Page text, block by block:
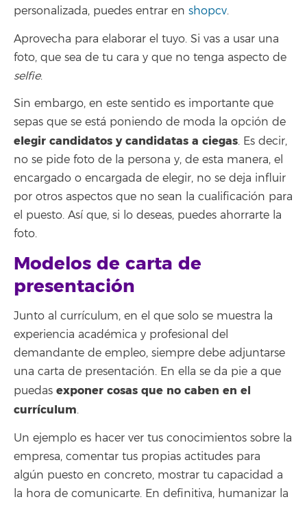
personalizada, puedes entrar en shopcv.
Aprovecha para elaborar el tuyo. Si vas a usar una
foto, que sea de tu cara y que no tenga aspecto de
selfie.
Sin embargo, en este sentido es importante que
sepas que se está poniendo de moda la opción de
elegir candidatos y candidatas a ciegas. Es decir,
no se pide foto de la persona y, de esta manera, el
encargado o encargada de elegir, no se deja influir
por otros aspectos que no sean la cualificación para
el puesto. Así que, si lo deseas, puedes ahorrarte la
foto.
Modelos de carta de
presentación
Junto al currículum, en el que solo se muestra la
experiencia académica y profesional del
demandante de empleo, siempre debe adjuntarse
una carta de presentación. En ella se da pie a que
puedas exponer cosas que no caben en el
currículum.
Un ejemplo es hacer ver tus conocimientos sobre la
empresa, comentar tus propias actitudes para
algún puesto en concreto, mostrar tu capacidad a
la hora de comunicarte. En definitiva, humanizar la